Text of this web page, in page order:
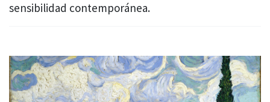
sensibilidad contemporánea.